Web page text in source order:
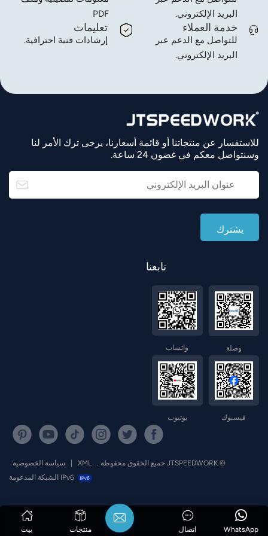
PDF
البريد الإلكتروني.
تعليمات
إرشادات فنية احترافية.
خدمة العملاء
للتواصل مع الدعم عبر
البريد الإلكتروني.
للاستفسار عن منتجاتنا أو قائمة أسعارنا، يرجى ترك الأمر لنا
وسنتواصل معكم في غضون 24 ساعة.
تابعنا
واتساب وصلة
يوتيوب فيسبوك
© JTSPEEDWORK جميع الحقوق محفوظة . XML
سياسة الخصوصية
IPv6 الشبكة المدعومة
بيت منتجات WhatsApp اتصال